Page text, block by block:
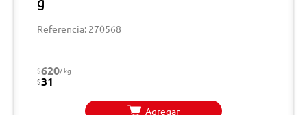
Referencia: 270568
$620/ kg
$31
Agregar